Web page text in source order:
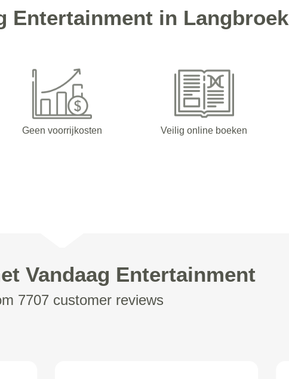
Entertainment in Langbroek
Geen voorrijkosten Veilig online boeken
Vandaag Entertainment
7707 customer reviews